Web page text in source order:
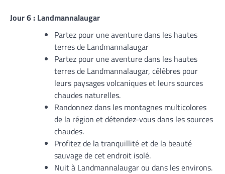
Jour 6 : Landmannalaugar
Partez pour une aventure dans les hautes
terres de Landmannalaugar
Partez pour une aventure dans les hautes
terres de Landmannalaugar, célèbres pour
leurs paysages volcaniques et leurs sources
chaudes naturelles.
Randonnez dans les montagnes multicolores
de la région et détendez-vous dans les sources
chaudes.
Profitez de la tranquillité et de la beauté
sauvage de cet endroit isolé.
Nuit à Landmannalaugar ou dans les environs.